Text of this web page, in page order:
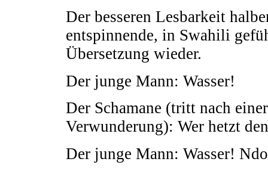
Der besseren Lesbarkeit
entspinnende, in Swahili
Übersetzung wieder.
Der junge Mann: Wasser!
Der Schamane (tritt nach
Verwunderung): Wer hetzt
Der junge Mann: Wasser!